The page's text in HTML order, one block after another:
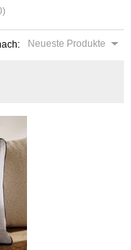
Neueste Produkte